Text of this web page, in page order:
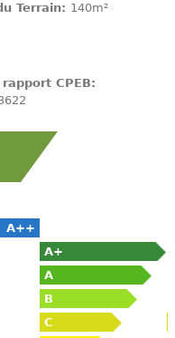
Terrain: 140m²
CPEB:
A++
A+
A
B
C